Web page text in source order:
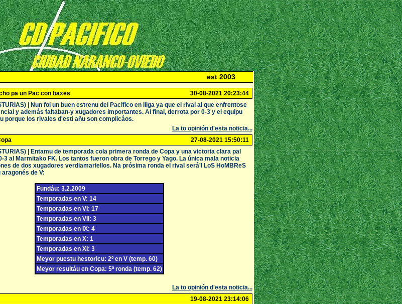
est 2003
pa un Pac con baxes
30-08-2021 20:23:44
| Nun foi un buen estrenu del Pacifico en lliga ya que el rival al que enfrentose
y además faltaban-y xugadores importantes. Al final, derrota por 0-3 y el equipu
porque los rivales d'esti añu son complicáos.
La to opinión d'esta noticia...
27-08-2021 15:50:11
| Entamu de temporada cola primera ronda de Copa y una victoria clara pal
3 al Marmitako FK. Los tantos fueron obra de Torrego y Yago. La única mala noticia
de dos xugadores verdiamariellos. Na prósima ronda el rival será'l LoS HoMBReS
aragonés de V:
Fundáu: 3.2.2009
Temporadas en V: 14
Temporadas en VI: 17
Temporadas en VII: 3
Temporadas en IX: 4
Temporadas en X: 1
Temporadas en XI: 3
Meyor puestu hestoricu: 2º en V (temp. 60)
Meyor resultáu en Copa: 5ª ronda (temp. 62)
La to opinión d'esta noticia...
19-08-2021 23:14:06